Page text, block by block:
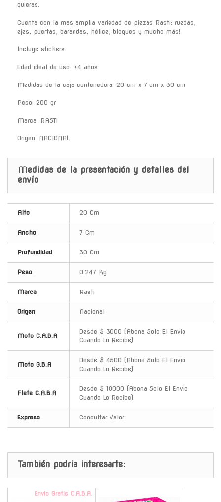
quieras.
Cuenta con la mas amplia variedad de piezas Rasti: ruedas,
ejes, puertas, barandas, hélice, bloques y mucho más!
Incluye stickers.
Edad ideal de uso: +4 años
Medidas de la caja contenedora: 20 cm x 7 cm x 30 cm
Peso: 200 gr
Marca: RASTI
Origen: NACIONAL
Medidas de la presentación y detalles del
envío
Alto 20 Cm
Ancho 7 Cm
Profundidad 30 Cm
Peso 0.247 Kg
Marca Rasti
Origen Nacional
Moto C.A.B.A
Desde $ 3000 (Abona Solo El Envio
Cuando Lo Recibe)
Moto G.B.A
Desde $ 4500 (Abona Solo El Envio
Cuando Lo Recibe)
Flete C.A.B.A
Desde $ 10000 (Abona Solo El Envio
Cuando Lo Recibe)
Expreso Consultar Valor
También podria interesarte:
Envío Gratis C.A.B.A.